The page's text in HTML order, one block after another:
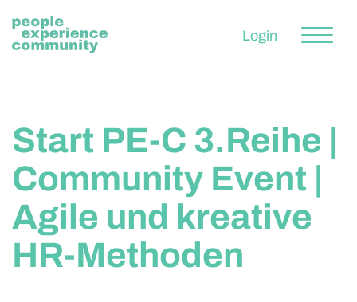
Login
Experience
Community
Blog
Events
Start PE-C 3.Reihe |
Community Event |
Agile und kreative
HR-Methoden